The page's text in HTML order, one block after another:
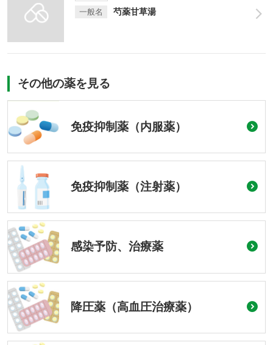
一般名
芍薬甘草湯
その他の薬を見る
免疫抑制薬（内服薬）
免疫抑制薬（注射薬）
感染予防、治療薬
降圧薬（高血圧治療薬）